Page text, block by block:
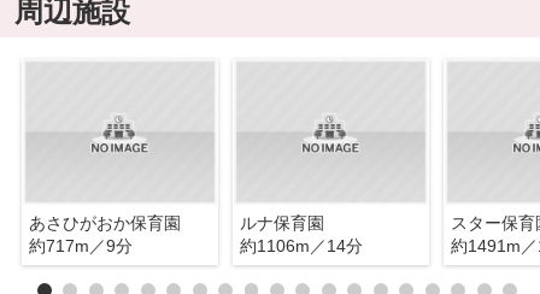
周辺施設
あさひがおか保育園
約717m／9分
ルナ保育園
約1106m／14分
スター保育
約1491m